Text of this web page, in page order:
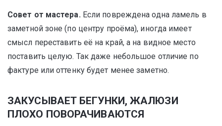
Совет от мастера.Если повреждена одна ламель в
заметной зоне (по центру проёма), иногда имеет
смысл переставить её на край, а на видное место
поставить целую. Так даже небольшое отличие по
фактуре или оттенку будет менее заметно.
ЗАКУСЫВАЕТ БЕГУНКИ, ЖАЛЮЗИ
ПЛОХО ПОВОРАЧИВАЮТСЯ